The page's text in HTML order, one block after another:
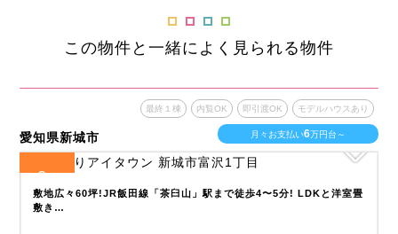
この物件と一緒によく見られる物件
愛知県豊橋市
最終１棟 内覧OK 即引渡OK モデルハウスあり
月々お支払い8万円台～
1
コープ岩田まで徒歩7分(560m)、セブンイレブン 豊橋中岩田2丁目店
まで徒歩…